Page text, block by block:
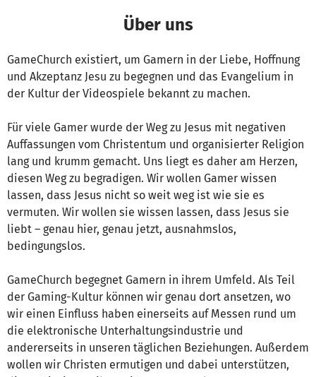
Über uns
GameChurch existiert, um Gamern in der Liebe, Hoffnung
und Akzeptanz Jesu zu begegnen und das Evangelium in
der Kultur der Videospiele bekannt zu machen.
Für viele Gamer wurde der Weg zu Jesus mit negativen
Auffassungen vom Christentum und organisierter Religion
lang und krumm gemacht. Uns liegt es daher am Herzen,
diesen Weg zu begradigen. Wir wollen Gamer wissen
lassen, dass Jesus nicht so weit weg ist wie sie es
vermuten. Wir wollen sie wissen lassen, dass Jesus sie
liebt – genau hier, genau jetzt, ausnahmslos,
bedingungslos.
GameChurch begegnet Gamern in ihrem Umfeld. Als Teil
der Gaming-Kultur können wir genau dort ansetzen, wo
wir einen Einfluss haben einerseits auf Messen rund um
die elektronische Unterhaltungsindustrie und
andererseits in unseren täglichen Beziehungen. Außerdem
wollen wir Christen ermutigen und dabei unterstützen,